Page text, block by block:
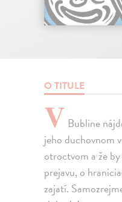
O TITULE
V Bubline
jeho duchovnom
otroctvom a že
prejavu, o
zajatí.